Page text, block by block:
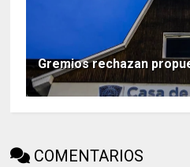
Gremios rechazan
COMENTARIOS